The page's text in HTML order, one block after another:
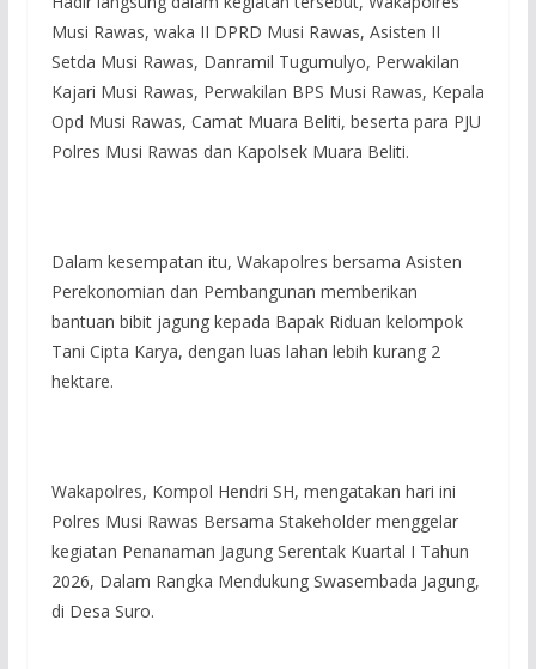
Musi Rawas, waka II DPRD Musi Rawas, Asisten II
Setda Musi Rawas, Danramil Tugumulyo, Perwakilan
Kajari Musi Rawas, Perwakilan BPS Musi Rawas, Kepala
Opd Musi Rawas, Camat Muara Beliti, beserta para PJU
Polres Musi Rawas dan Kapolsek Muara Beliti.
Dalam kesempatan itu, Wakapolres bersama Asisten
Perekonomian dan Pembangunan memberikan
bantuan bibit jagung kepada Bapak Riduan kelompok
Tani Cipta Karya, dengan luas lahan lebih kurang 2
hektare.
Wakapolres, Kompol Hendri SH, mengatakan hari ini
Polres Musi Rawas Bersama Stakeholder menggelar
kegiatan Penanaman Jagung Serentak Kuartal I Tahun
2026, Dalam Rangka Mendukung Swasembada Jagung,
di Desa Suro.